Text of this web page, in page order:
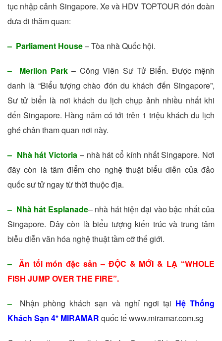
tục nhập cảnh Singapore. Xe và HDV TOPTOUR đón đoàn
đưa đi thăm quan:
– Parliament House– Tòa nhà Quốc hội.
– Merlion Park – Công Viên Sư Tử Biển. Được mệnh
danh là “Biểu tượng chào đón du khách đến Singapore”,
Sư tử biển là nơi khách du lịch chụp ảnh nhiều nhất khi
đến Singapore. Hàng năm có tới trên 1 triệu khách du lịch
ghé chân tham quan nơi này.
– Nhà hát Victoria – nhà hát cổ kính nhất Singapore. Nơi
đây còn là tâm điểm cho nghệ thuật biểu diễn của đảo
quốc sư tử ngay từ thời thuộc địa.
– Nhà hát Esplanade– nhà hát hiện đại vào bậc nhất của
Singapore. Đây còn là biểu tượng kiến trúc và trung tâm
biễu diễn văn hóa nghệ thuật tầm cỡ thế giới.
– Ăn tối món đặc sản – ĐỘC & MỚI & LẠ “WHOLE
FISH JUMP OVER THE FIRE”.
– Nhận phòng khách sạn và nghỉ ngơi tại Hệ Thống
Khách Sạn 4* MIRAMAR quốc tế www.miramar.com.sg